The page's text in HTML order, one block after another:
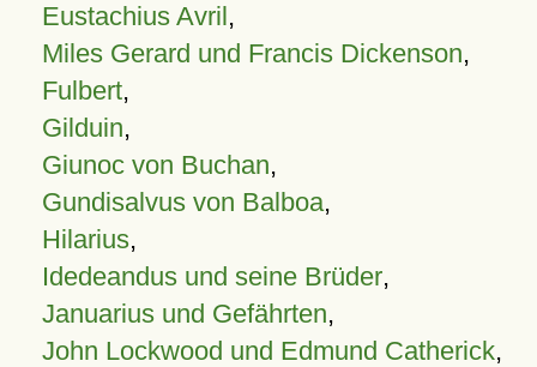
Eustachius Avril,
Miles Gerard und Francis Dickenson,
Fulbert,
Gilduin,
Giunoc von Buchan,
Gundisalvus von Balboa,
Hilarius,
Idedeandus und seine Brüder,
Januarius und Gefährten,
John Lockwood und Edmund Catherick,